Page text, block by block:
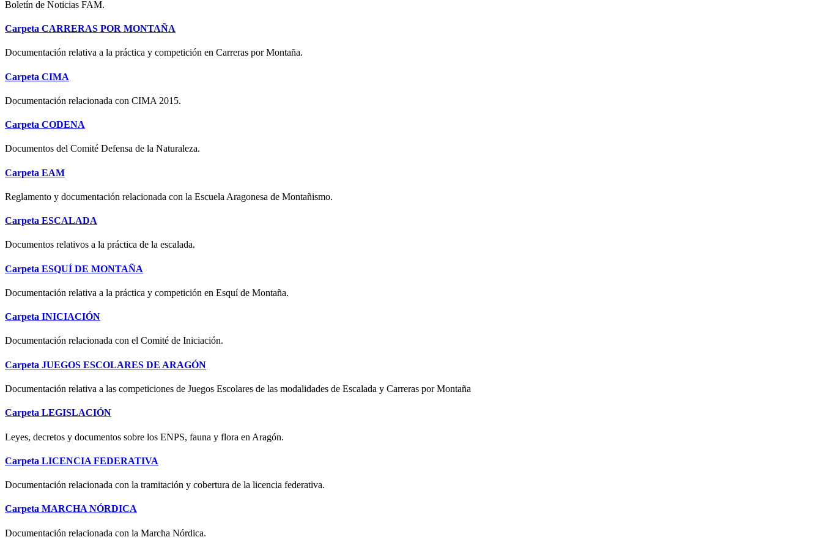
Boletín de Noticias FAM.
Carpeta CARRERAS POR MONTAÑA
Documentación relativa a la práctica y competición en Carreras por Montaña.
Carpeta CIMA
Documentación relacionada con CIMA 2015.
Carpeta CODENA
Documentos del Comité Defensa de la Naturaleza.
Carpeta EAM
Reglamento y documentación relacionada con la Escuela Aragonesa de Montañismo.
Carpeta ESCALADA
Documentos relativos a la práctica de la escalada.
Carpeta ESQUÍ DE MONTAÑA
Documentación relativa a la práctica y competición en Esquí de Montaña.
Carpeta INICIACIÓN
Documentación relacionada con el Comité de Iniciación.
Carpeta JUEGOS ESCOLARES DE ARAGÓN
Documentación relativa a las competiciones de Juegos Escolares de las modalidades de Escalada y Carreras por Montaña
Carpeta LEGISLACIÓN
Leyes, decretos y documentos sobre los ENPS, fauna y flora en Aragón.
Carpeta LICENCIA FEDERATIVA
Documentación relacionada con la tramitación y cobertura de la licencia federativa.
Carpeta MARCHA NÓRDICA
Documentación relacionada con la Marcha Nórdica.